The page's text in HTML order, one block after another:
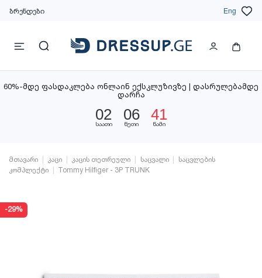
ბრენდები Eng
60%-მდე ფასდაკლება ონლაინ ექსკლუზივზე | დასრულებამდე
დარჩა
02
საათი
06
წუთი
40
წამი
მთავარი კაცი კაცის თეთრეული საცვალი
საცვლების
კომპლექტი
Tommy Hilfiger - 3P TRUNK
-29%